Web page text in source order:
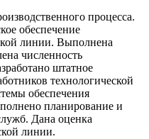
процесса.
обеспечение
линии. Выполнена
численность
штатное
технологической
обеспечения
планирование и
Дана оценка
линии.